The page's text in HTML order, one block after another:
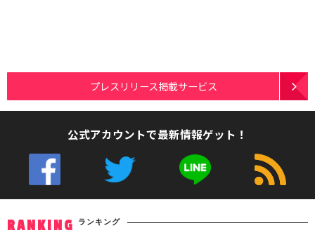
プレスリリース掲載サービス
公式アカウントで最新情報ゲット！
RANKING ランキング